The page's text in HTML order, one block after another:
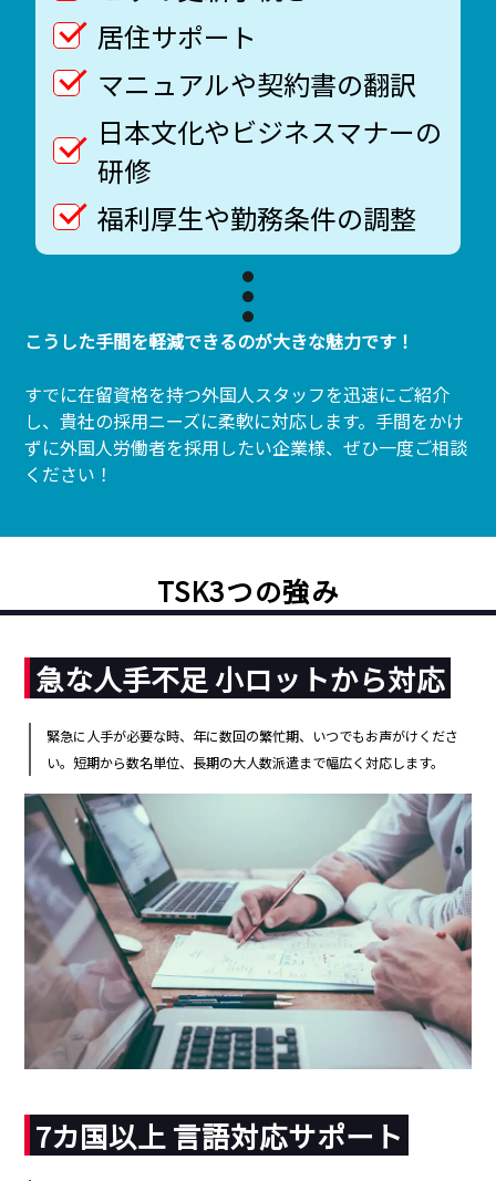
居住サポート
マニュアルや契約書の翻訳
日本文化やビジネスマナーの
研修
福利厚生や勤務条件の調整
こうした手間を軽減できるのが大きな魅力です！
すでに在留資格を持つ外国人スタッフを迅速にご紹介
し、貴社の採用ニーズに柔軟に対応します。手間をかけ
ずに外国人労働者を採用したい企業様、ぜひ一度ご相談
ください！
TSK3つの強み
急な人手不足 小ロットから対応
緊急に人手が必要な時、年に数回の繁忙期、いつでもお声がけくださ
い。短期から数名単位、長期の大人数派遣まで幅広く対応します。
7カ国以上 言語対応サポート